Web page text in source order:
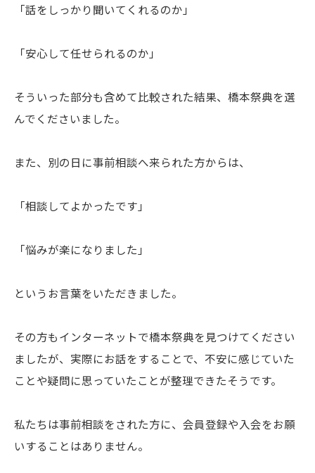
「話をしっかり聞いてくれるのか」
「安心して任せられるのか」
そういった部分も含めて比較された結果、橋本祭典を選
んでくださいました。
また、別の日に事前相談へ来られた方からは、
「相談してよかったです」
「悩みが楽になりました」
というお言葉をいただきました。
その方もインターネットで橋本祭典を見つけてください
ましたが、実際にお話をすることで、不安に感じていた
ことや疑問に思っていたことが整理できたそうです。
私たちは事前相談をされた方に、会員登録や入会をお願
いすることはありません。